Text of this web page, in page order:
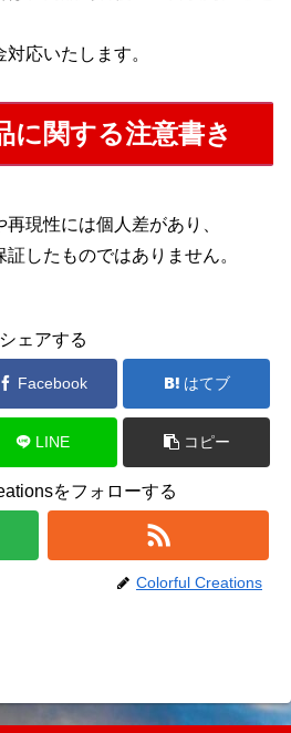
応いたします。
に関する注意書き
現性には個人差があり、
したものではありません。
シェアする
Facebook はてブ
LINE コピー
をフォローする
Colorful Creations